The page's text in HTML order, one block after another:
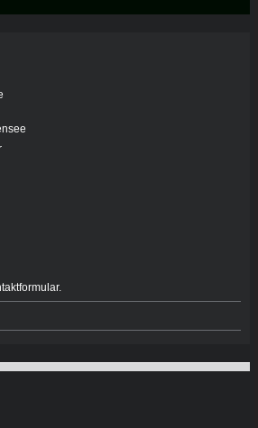
Security Service